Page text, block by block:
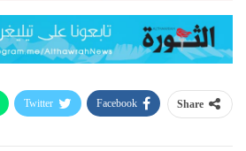
Share
Facebook
Twitter